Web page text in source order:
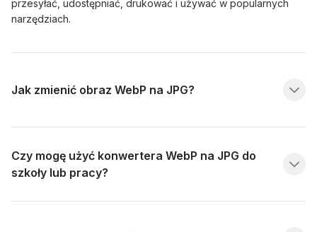
przesyłać, udostępniać, drukować i używać w popularnych
narzędziach.
Jak zmienić obraz WebP na JPG?
Czy mogę użyć konwertera WebP na JPG do
szkoły lub pracy?